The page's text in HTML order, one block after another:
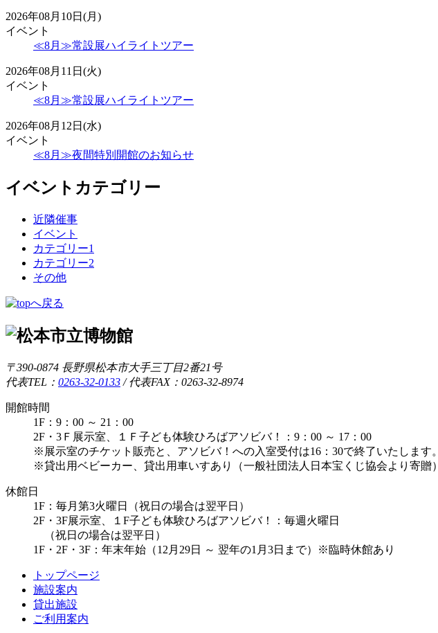
2026年08月10日(月)
イベント
≪8月≫常設展ハイライトツアー
2026年08月11日(火)
イベント
≪8月≫常設展ハイライトツアー
2026年08月12日(水)
イベント
≪8月≫夜間特別開館のお知らせ
イベントカテゴリー
近隣催事
イベント
カテゴリー1
カテゴリー2
その他
〒390-0874 長野県松本市大手三丁目2番21号
代表TEL： 0263-32-0133 /代表FAX：0263-32-8974
開館時間
1F：9：00 ～ 21：00
2F・3Ｆ展示室、１Ｆ子ども体験ひろばアソビバ！：9：00 ～ 17：00
※展示室のチケット販売と、アソビバ！への入室受付は16：30で終了いたします。
※貸出用ベビーカー、貸出用車いすあり（一般社団法人日本宝くじ協会より寄贈）
休館日
1F：毎月第3火曜日（祝日の場合は翌平日）
2F・3F展示室、１F子ども体験ひろばアソビバ！：毎週火曜日
（祝日の場合は翌平日）
1F・2F・3F：年末年始（12月29日 ～ 翌年の1月3日まで）※臨時休館あり
トップページ
施設案内
貸出施設
ご利用案内